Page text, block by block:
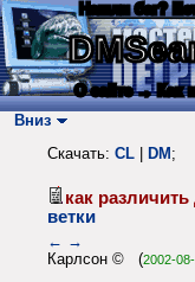
Нашли баг?
О сайте → Как
Вниз
Скачать: CL DM ;
как
ветки
← →
Карлсон © (2002-